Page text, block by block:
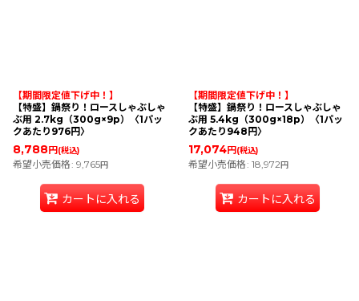
【期間限定値下げ中！】
【特盛】鍋祭り！ロースしゃぶしゃ
ぶ用 2.7kg（300g×9p）〈1パッ
クあたり976円〉
8,788円 (税込)
希望小売価格: 9,765円
カートに入れる
【期間限定値下げ中！】
【特盛】鍋祭り！ロースしゃぶしゃ
ぶ用 5.4kg（300g×18p）〈1パッ
クあたり948円〉
17,074円 (税込)
希望小売価格: 18,972円
カートに入れる